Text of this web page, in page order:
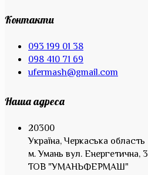
Контакти
093 199 01 38
098 410 71 69
ufermash@gmail.com
Наша адреса
20300
Україна, Черкаська область
м. Умань вул. Енергетична, 3
ТОВ "УМАНЬФЕРМАШ"